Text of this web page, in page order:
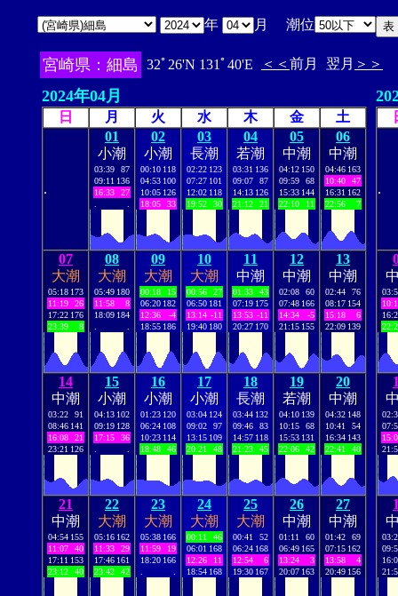
年 月 潮位
宮崎県：細島 32ﾟ26'N 131ﾟ40'E ＜＜ 前月 翌月 ＞＞
2024年04月
日 月 火 水 木 金 土
.
01
小潮
03:39
87
09:11 136
16:33
27
02
小潮
00:10 118
04:53 100
10:05 126
18:05
33
03
長潮
02:22 123
07:27 101
12:02 118
19:52
30
04
若潮
03:31 136
09:07
87
14:13 126
21:12
21
05
中潮
04:12 150
09:59
68
15:33 144
22:10
11
06
中潮
04:46 163
10:40
47
16:31 162
22:56
7
07
大潮
05:18 173
11:19
26
17:22 176
23:39
8
08
大潮
05:49 180
11:58
8
18:09 184
09
大潮
00:18
15
06:20 182
12:36
-4
18:55 186
10
大潮
00:56
27
06:50 181
13:14 -11
19:40 180
11
中潮
01:33
43
07:19 175
13:53 -11
20:27 170
12
中潮
02:08
60
07:48 166
14:34
-5
21:15 155
13
中潮
02:44
76
08:17 154
15:18
6
22:09 139
14
中潮
03:22
91
08:46 141
16:08
21
23:21 126
15
小潮
04:13 102
09:19 128
17:15
36
16
小潮
01:23 120
06:24 108
10:23 114
18:48
46
17
小潮
03:04 124
09:02
97
13:15 109
20:21
48
18
長潮
03:44 132
09:46
83
14:57 118
21:23
45
19
若潮
04:10 139
10:15
68
15:53 131
22:06
42
20
中潮
04:32 148
10:41
54
16:34 143
22:41
40
21
中潮
04:54 155
11:07
40
17:11 153
23:12
40
22
大潮
05:16 162
11:33
29
17:46 161
23:42
42
23
大潮
05:38 166
11:59
19
18:20 166
24
大潮
00:11
46
06:01 168
12:26
11
18:54 168
25
大潮
00:41
52
06:24 168
12:54
6
19:30 167
26
中潮
01:11
60
06:49 165
13:24
3
20:07 163
27
中潮
01:42
69
07:15 162
13:58
4
20:49 156
.